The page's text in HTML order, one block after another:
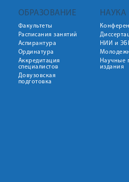
ОБРАЗОВАНИЕ
Факультеты
Расписания занятий
Аспирантура
Ординатура
Аккредитация
специалистов
Довузовская
подготовка
НАУКА
НИИ и
Научные
издания